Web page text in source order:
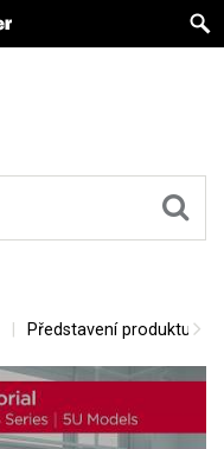
Představení produktu